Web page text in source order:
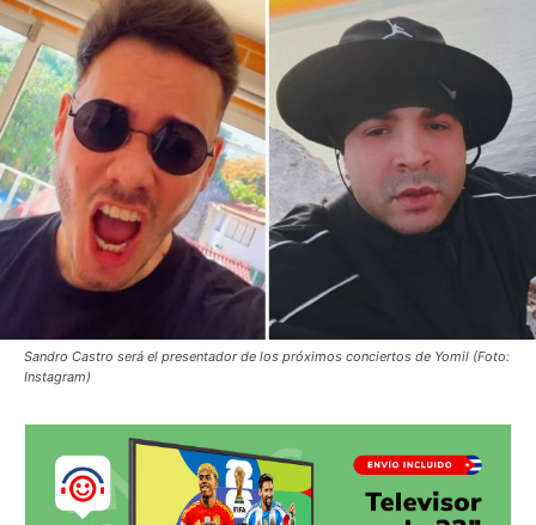
Sandro Castro será el presentador de los próximos conciertos de Yomil (Foto:
Instagram)